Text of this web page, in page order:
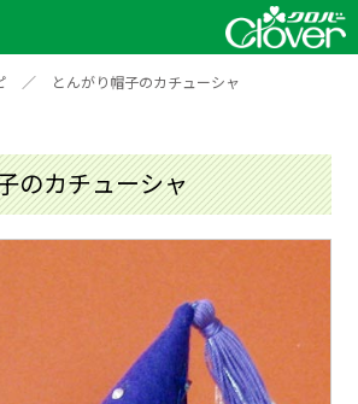
／ とんがり帽子のカチューシャ
のカチューシャ